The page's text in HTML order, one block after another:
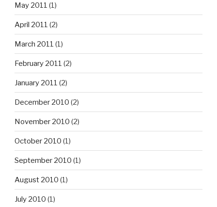
May 2011 (1)
April 2011 (2)
March 2011 (1)
February 2011 (2)
January 2011 (2)
December 2010 (2)
November 2010 (2)
October 2010 (1)
September 2010 (1)
August 2010 (1)
July 2010 (1)